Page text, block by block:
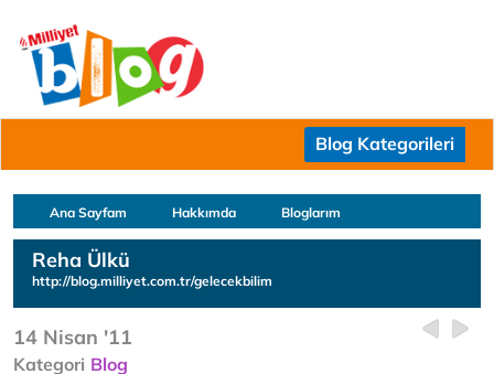
Blog Kategorileri
Ana Sayfam Hakkımda Bloglarım
Reha Ülkü
http://blog.milliyet.com.tr/gelecekbilim
14 Nisan '11
Kategori Blog